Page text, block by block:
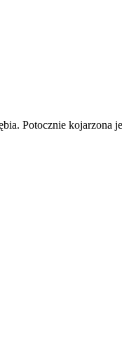
Potocznie